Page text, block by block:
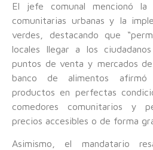
El jefe comunal mencionó la
comunitarias urbanas y la
verdes, destacando que
locales llegar a los
puntos de venta y mercados
banco de alimentos
productos en perfectas
comedores comunitarios y
precios accesibles o de forma
Asimismo, el mandatario